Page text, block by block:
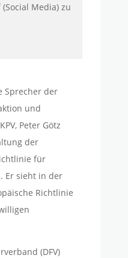
Media) zu
Sprecher der
und
Peter Götz
der
für
Er sieht in der
Richtlinie
(DFV)